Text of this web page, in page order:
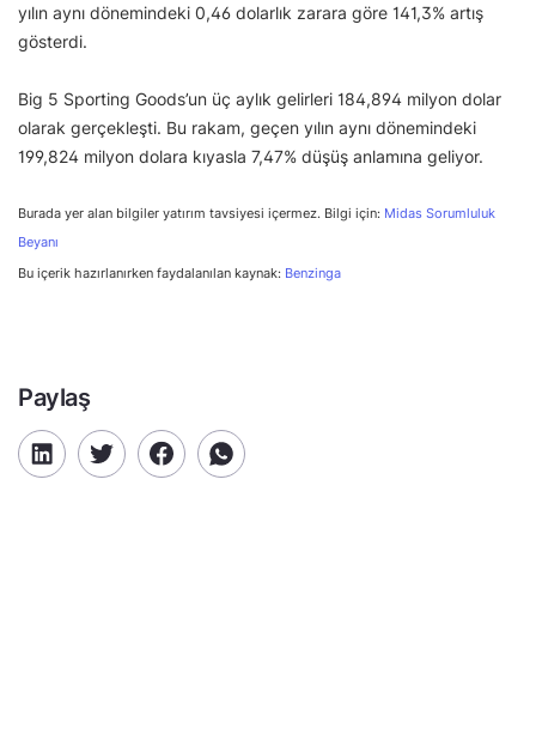
yılın aynı dönemindeki 0,46 dolarlık zarara göre 141,3% artış
gösterdi.
Big 5 Sporting Goods’un üç aylık gelirleri 184,894 milyon dolar
olarak gerçekleşti. Bu rakam, geçen yılın aynı dönemindeki
199,824 milyon dolara kıyasla 7,47% düşüş anlamına geliyor.
Burada yer alan bilgiler yatırım tavsiyesi içermez. Bilgi için: Midas Sorumluluk
Beyanı
Bu içerik hazırlanırken faydalanılan kaynak: Benzinga
Paylaş